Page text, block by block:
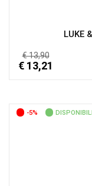
LUKE
€ 13,90
€ 13,21
-5%